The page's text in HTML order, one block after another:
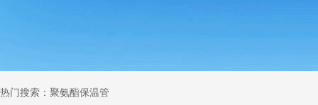
热门搜索：聚氨酯保温管